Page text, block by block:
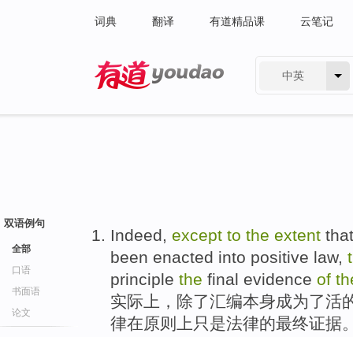
词典 翻译 有道精品课 云笔记
中英
双语例句
全部
口语
书面语
论文
Indeed, except to the extent
been enacted into positive law,
principle the final evidence of
实际上 ， 除了汇编本身成为了活
律在原则上 只是法律的最终证据